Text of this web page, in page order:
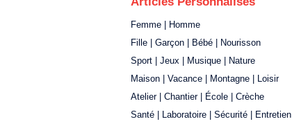
Femme | Homme
Fille | Garçon | Bébé | Nourisson
Sport | Jeux | Musique | Nature
Maison | Vacance | Montagne | Loisir
Atelier | Chantier | École | Crèche
Santé | Laboratoire | Sécurité | Entretien